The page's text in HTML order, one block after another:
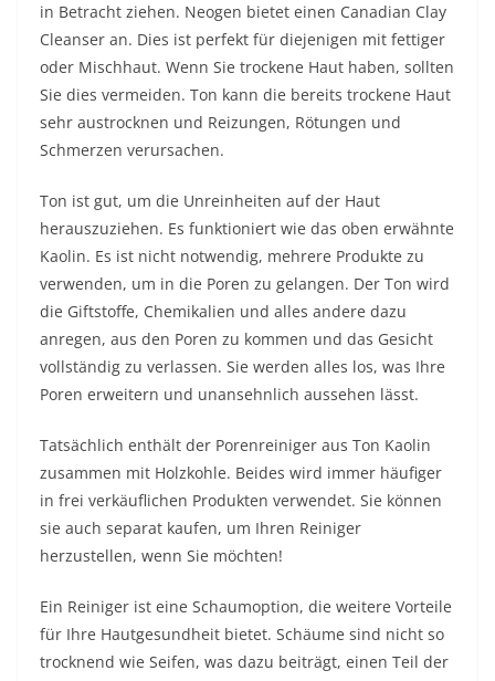
in Betracht ziehen. Neogen bietet einen Canadian Clay
Cleanser an. Dies ist perfekt für diejenigen mit fettiger
oder Mischhaut. Wenn Sie trockene Haut haben, sollten
Sie dies vermeiden. Ton kann die bereits trockene Haut
sehr austrocknen und Reizungen, Rötungen und
Schmerzen verursachen.
Ton ist gut, um die Unreinheiten auf der Haut
herauszuziehen. Es funktioniert wie das oben erwähnte
Kaolin. Es ist nicht notwendig, mehrere Produkte zu
verwenden, um in die Poren zu gelangen. Der Ton wird
die Giftstoffe, Chemikalien und alles andere dazu
anregen, aus den Poren zu kommen und das Gesicht
vollständig zu verlassen. Sie werden alles los, was Ihre
Poren erweitern und unansehnlich aussehen lässt.
Tatsächlich enthält der Porenreiniger aus Ton Kaolin
zusammen mit Holzkohle. Beides wird immer häufiger
in frei verkäuflichen Produkten verwendet. Sie können
sie auch separat kaufen, um Ihren Reiniger
herzustellen, wenn Sie möchten!
Ein Reiniger ist eine Schaumoption, die weitere Vorteile
für Ihre Hautgesundheit bietet. Schäume sind nicht so
trocknend wie Seifen, was dazu beiträgt, einen Teil der